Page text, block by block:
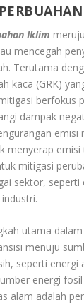
Iklim
mencegah
Terutama
kaca (GRK)
berfokus
dampak
emisi
menyerap
mitigasi
sektor,
utama
menuju
seperti energi
energi
alam adalah